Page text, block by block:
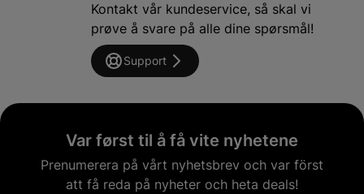
Kontakt vår kundeservice, så skal vi
prøve å svare på alle dine spørsmål!
Support
Var først til å få vite nyhetene
Prenumerera på vårt nyhetsbrev och var först
att få reda på nyheter och heta deals!